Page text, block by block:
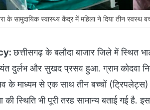
सामुदायिक स्वास्थ्य केंद्र में महिला ने दिया तीन स्वस्थ
छत्तीसगढ़ के बलौदा बाजार जिले में स्थित
और सुखद प्रसव हुआ. ग्राम कोदवा
के माध्यम से एक साथ तीन बच्चों (ट्रिपलेट्स)
की स्थिति भी पूरी तरह सामान्य बताई गई